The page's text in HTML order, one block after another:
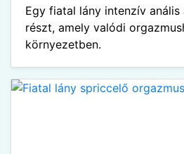
Egy fiatal lány intenzív anális
részt, amely valódi
környezetben.